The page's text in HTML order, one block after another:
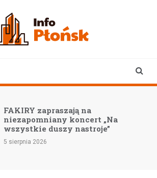
FAKIRY zapraszają na
niezapomniany koncert „Na
wszystkie duszy nastroje”
5 sierpnia 2026